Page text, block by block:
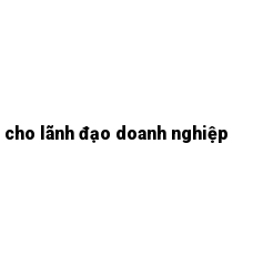
lãnh đạo doanh nghiệp